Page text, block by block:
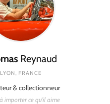
Reynaud
LYON, FRANCE
& collectionneur
importer ce qu'il aime